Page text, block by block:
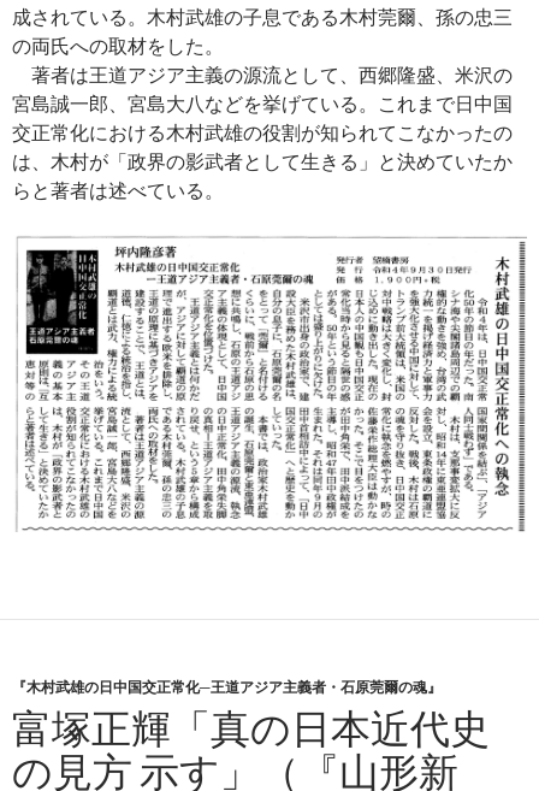
成されている。木村武雄の子息である木村莞爾、孫の忠三
の両氏への取材をした。
著者は王道アジア主義の源流として、西郷隆盛、米沢の
宮島誠一郎、宮島大八などを挙げている。これまで日中国
交正常化における木村武雄の役割が知られてこなかったの
は、木村が「政界の影武者として生きる」と決めていたか
らと著者は述べている。
『木村武雄の日中国交正常化─王道アジア主義者・石原莞爾の魂』
富塚正輝「真の日本近代史
の見方 示す」（『山形新